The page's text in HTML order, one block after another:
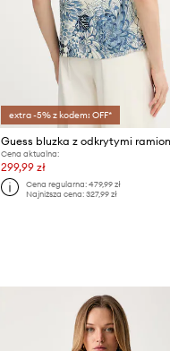
extra -5% z kodem: OFF*
Cena aktualna:
299,99 zł
Cena regularna: 479,99 zł
Najniższa cena: 327,99 zł